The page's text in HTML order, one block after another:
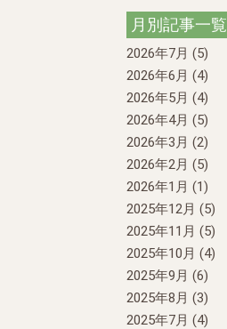
月別記事一覧
2026年7月 (5)
2026年6月 (4)
2026年5月 (4)
2026年4月 (5)
2026年3月 (2)
2026年2月 (5)
2026年1月 (1)
2025年12月 (5)
2025年11月 (5)
2025年10月 (4)
2025年9月 (6)
2025年8月 (3)
2025年7月 (4)